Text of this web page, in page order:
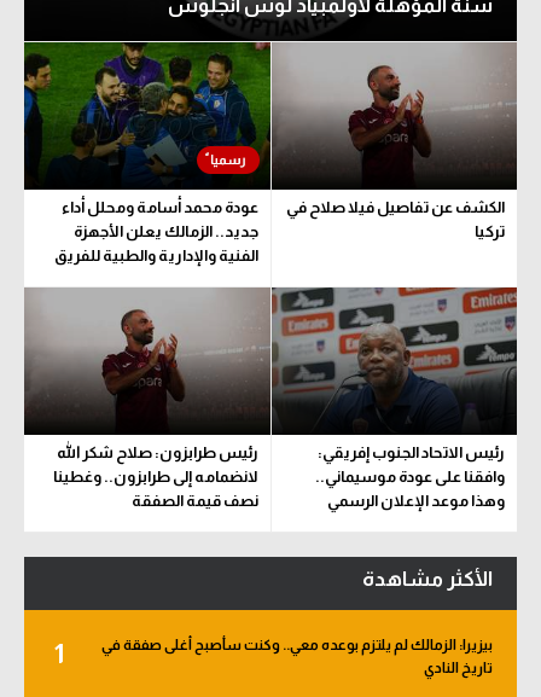
سنة المؤهلة لأولمبياد لوس أنجلوس
الكشف عن تفاصيل فيلا صلاح في
تركيا
عودة محمد أسامة ومحلل أداء
جديد.. الزمالك يعلن الأجهزة
الفنية والإدارية والطبية للفريق
رئيس الاتحاد الجنوب إفريقي:
وافقنا على عودة موسيماني..
وهذا موعد الإعلان الرسمي
رئيس طرابزون: صلاح شكر الله
لانضمامه إلى طرابزون.. وغطينا
نصف قيمة الصفقة
الأكثر مشاهدة
1
بيزيرا: الزمالك لم يلتزم بوعده معي.. وكنت سأصبح أغلى صفقة في
تاريخ النادي